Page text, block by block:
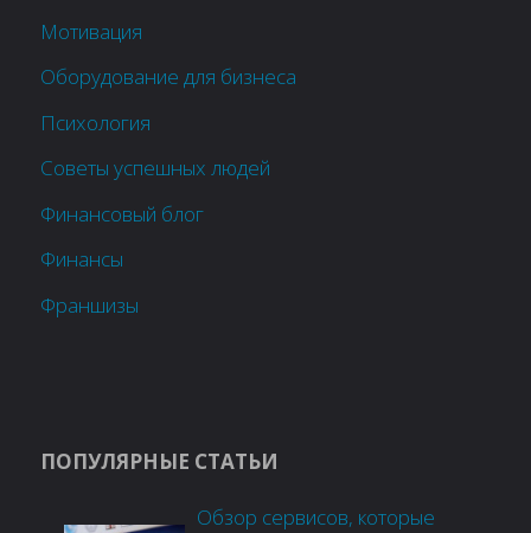
Мотивация
Оборудование для бизнеса
Психология
Советы успешных людей
Финансовый блог
Финансы
Франшизы
ПОПУЛЯРНЫЕ СТАТЬИ
Обзор сервисов, которые